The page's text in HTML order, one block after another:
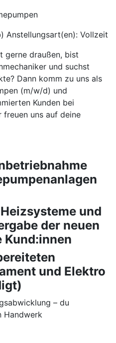
Anstellungsart(en): Vollzeit
gerne draußen, bist
und suchst
Dann komm zu uns als
(m/w/d) und
Kunden bei
freuen uns auf deine
und
der neuen
Kund:innen
und Elektro
– du
Handwerk